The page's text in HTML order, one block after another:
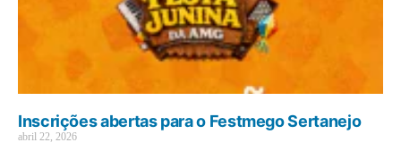
Inscrições abertas para o Festmego Sertanejo
abril 22, 2026